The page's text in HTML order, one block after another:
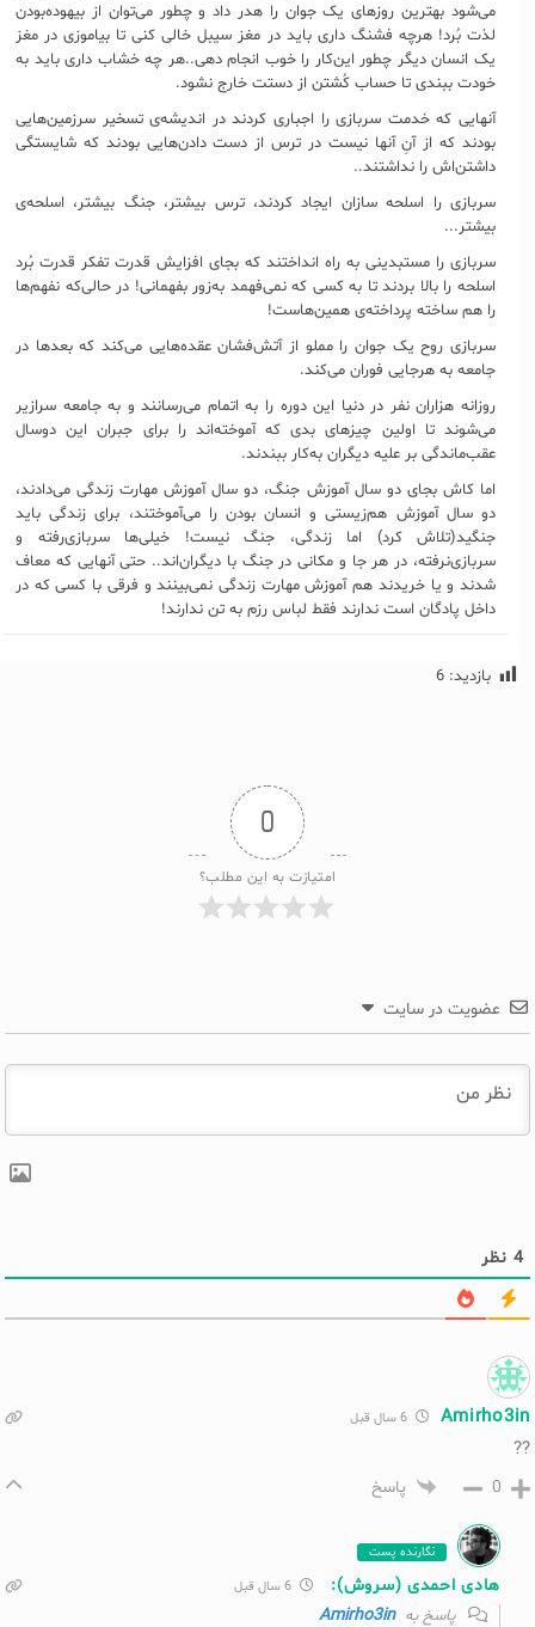
می‌شود بهترین روزهای یک جوان را هدر داد و چطور می‌توان از بیهوده‌بودن
لذت بُرد! هرچه فشنگ داری باید در مغز سیبل خالی کنی تا بیاموزی در مغز
یک انسان دیگر چطور این‌کار را خوب انجام دهی..هر چه خشاب داری باید به
خودت ببندی تا حساب کُشتن از دستت خارج نشود.
آنهایی که خدمت سربازی را اجباری کردند در اندیشه‌ی تسخیر سرزمین‌هایی
بودند که از آنِ آنها نیست در ترس از دست دادن‌هایی بودند که شایستگی
داشتن‌اش را نداشتند..
سربازی را اسلحه سازان ایجاد کردند، ترس بیشتر، جنگ بیشتر، اسلحه‌ی
بیشتر...
سربازی را مستبدینی به راه انداختند که بجای افزایش قدرت تفکر قدرت بُرد
اسلحه را بالا بردند تا به کسی که نمی‌فهمد به‌زور بفهمانی! در حالی‌که نفهم‌ها
را هم ساخته پرداخته‌ی همین‌هاست!
سربازی روح یک جوان را مملو از آتش‌فشان عقده‌هایی می‌کند که بعدها در
جامعه به هرجایی فوران می‌کند.
روزانه هزاران نفر در دنیا این دوره را به اتمام می‌رسانند و به جامعه سرازیر
می‌شوند تا اولین چیزهای بدی که آموخته‌اند را برای جبران این دوسال
عقب‌ماندگی بر علیه دیگران به‌کار ببندند.
اما کاش بجای دو سال آموزش جنگ، دو سال آموزش مهارت زندگی می‌دادند،
دو سال آموزش هم‌زیستی و انسان بودن را می‌آموختند، برای زندگی باید
جنگید(تلاش کرد) اما زندگی، جنگ نیست! خیلی‌ها سربازی‌رفته و
سربازی‌نرفته، در هر جا و مکانی در جنگ با دیگران‌اند.. حتی آنهایی که معاف
شدند و یا خریدند هم آموزش مهارت زندگی نمی‌بینند و فرقی با کسی که در
داخل پادگان است ندارند فقط لباس رزم به تن ندارند!
بازدید: 6
0
امتیازت به این مطلب؟
عضویت در سایت
4 نظر
Amirho3in 6 سال قبل
??
0 پاسخ
نگارنده پست
هادی احمدی (سروش):
پاسخ بهAmirho3in